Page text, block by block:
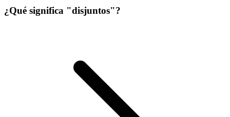
¿Qué significa "disjuntos"?